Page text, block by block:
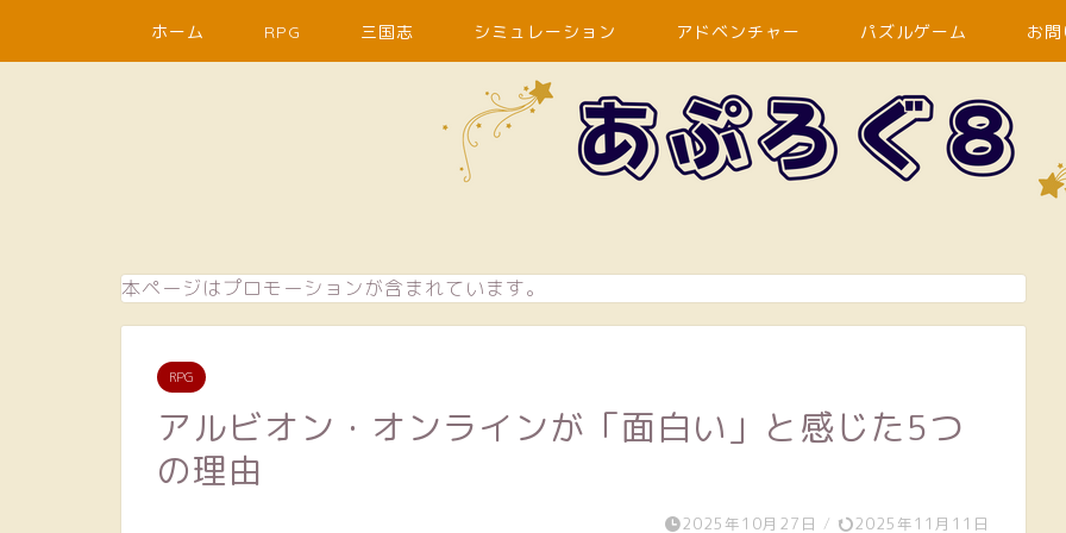
ホーム RPG 三国志 シミュレーション アドベンチャー パズルゲーム お
本ページはプロモーションが含まれています。
RPG
アルビオン・オンラインが「面白い」と感じた5つ
の理由
2025年10月27日 / 2025年11月11日